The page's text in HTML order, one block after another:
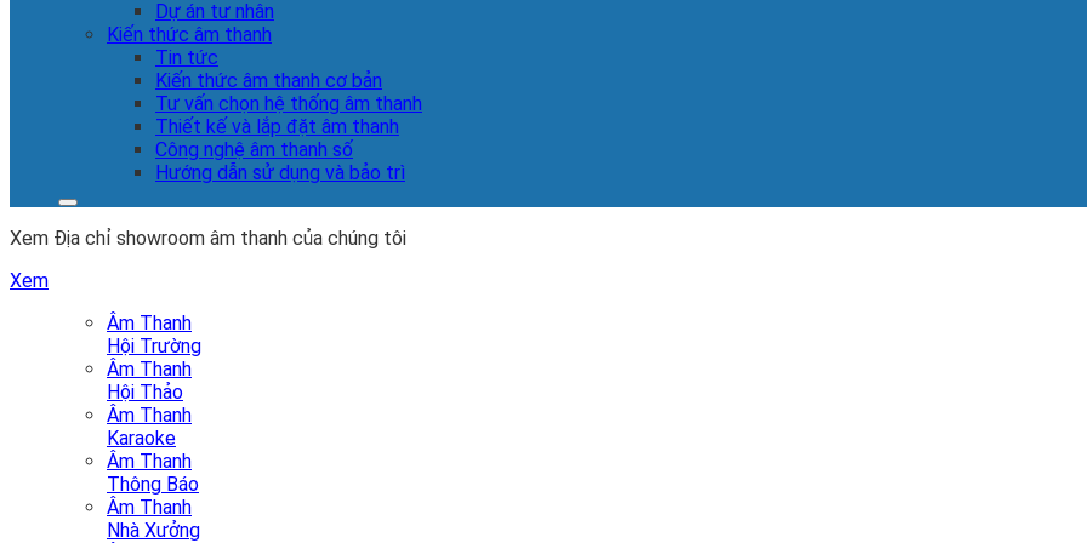
Dự án tư nhân
Kiến thức âm thanh
Tin tức
Kiến thức âm thanh cơ bản
Tư vấn chọn hệ thống âm thanh
Thiết kế và lắp đặt âm thanh
Công nghệ âm thanh số
Hướng dẫn sử dụng và bảo trì
Xem Địa chỉ showroom âm thanh của chúng tôi
Xem
Âm Thanh
Hội Trường
Âm Thanh
Hội Thảo
Âm Thanh
Karaoke
Âm Thanh
Thông Báo
Âm Thanh
Nhà Xưởng